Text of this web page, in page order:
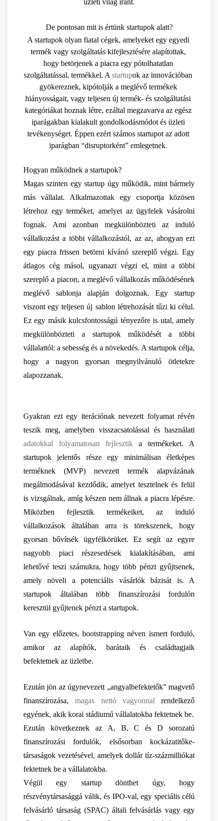
De pontosan mit is értünk startupok alatt?
A startupok olyan fiatal cégek, amelyeket egy egyedi
termék vagy szolgáltatás kifejlesztésére alapítottak,
hogy betörjenek a piacra egy pótolhatatlan
szolgáltatással, termékkel. A startupok az innovációban
gyökereznek, kipótolják a meglévő termékek
hiányosságait, vagy teljesen új termék- és szolgáltatási
kategóriákat hoznak létre, ezáltal megzavarva az egész
iparágakban kialakult gondolkodásmódot és üzleti
tevékenységet. Éppen ezért számos startupot az adott
iparágban “disruptorként” emlegetnek.
Hogyan működnek a startupok?
Magas szinten egy startup úgy működik, mint bármely
más vállalat. Alkalmazottak egy csoportja közösen
létrehoz egy terméket, amelyet az ügyfelek vásárolni
fognak. Ami azonban megkülönbözteti az induló
vállalkozást a többi vállalkozástól, az az, ahogyan ezt
egy piacra frissen betörni kívánó szereplő végzi. Egy
átlagos cég másol, ugyanazt végzi el, mint a többi
szereplő a piacon, a meglévő vállalkozás működésének
meglévő sablonja alapján dolgoznak. Egy startup
viszont egy teljesen új sablon létrehozását tűzi ki célul.
Ez egy másik kulcsfontosságú tényezőre is utal, amely
megkülönbözteti a startupok működését a többi
vállalattól: a sebesség és a növekedés. A startupok célja,
hogy a nagyon gyorsan megnyilvánuló ötletekre
alapozzanak.
Gyakran ezt egy iterációnak nevezett folyamat révén
adatokkal folyamatosan fejlesztik a termékeket. A
startupok jelentős része egy minimálisan életképes
terméknek (MVP) nevezett termék alapvázának
megálmodásával kezdődik, amelyet tesztelnek és felül
is vizsgálnak, amíg készen nem állnak a piacra lépésre.
Miközben fejlesztik termékeiket, az induló
vállalkozások általában arra is törekszenek, hogy
gyorsan bővítsék ügyfélkörüket. Ez segít az egyre
nagyobb piaci részesedések kialakításában, ami
lehetővé teszi számukra, hogy több pénzt gyűjtsenek,
amely növeli a potenciális vásárlók bázisát is. A
startupok általában több finanszírozási fordulón
keresztül gyűjtenek pénzt a startupok.
Van egy előzetes, bootstrapping néven ismert forduló,
amikor az alapítók, barátaik és családtagjaik
befektetnek az üzletbe.
Ezután jön az úgynevezett „angyalbefektetők” magvető
finanszírozása, magas nettó vagyonnal rendelkező
egyének, akik korai stádiumú vállalatokba fektetnek be.
Ezután következnek az A, B, C és D sorozatú
finanszírozási fordulók, elsősorban kockázatitőke-
társaságok vezetésével, amelyek dollár tíz-százmilliókat
fektetnek be a vállalatokba.
Végül egy startup dönthet úgy, hogy
részvénytársasággá válik, és IPO-val, egy speciális célú
felvásárló társaság (SPAC) általi felvásárlás vagy egy